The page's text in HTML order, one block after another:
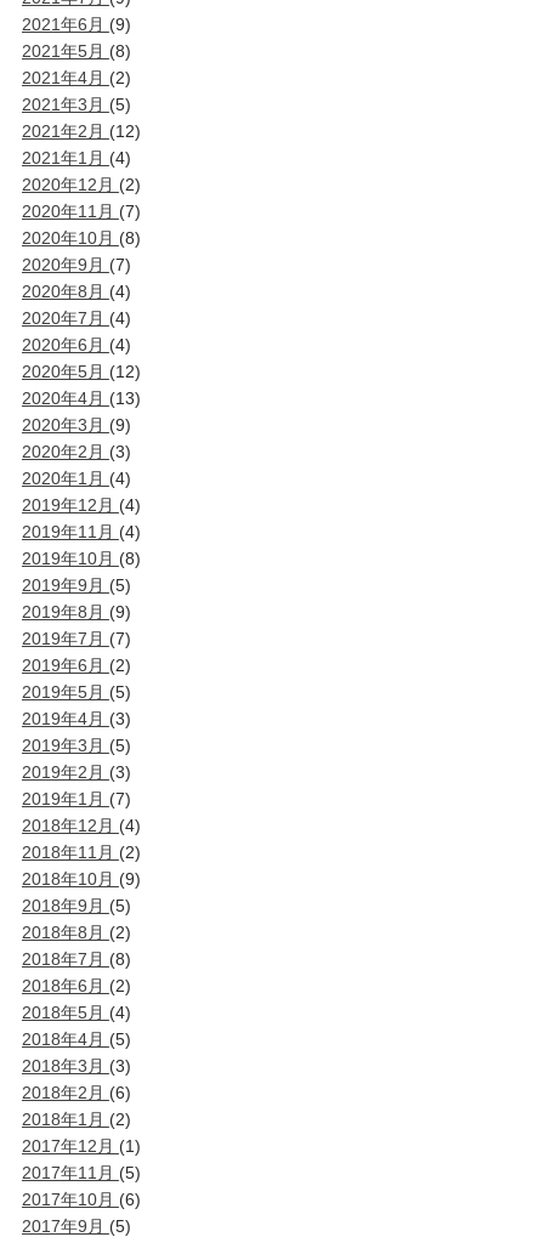
2021年6月 (9)
2021年5月 (8)
2021年4月 (2)
2021年3月 (5)
2021年2月 (12)
2021年1月 (4)
2020年12月 (2)
2020年11月 (7)
2020年10月 (8)
2020年9月 (7)
2020年8月 (4)
2020年7月 (4)
2020年6月 (4)
2020年5月 (12)
2020年4月 (13)
2020年3月 (9)
2020年2月 (3)
2020年1月 (4)
2019年12月 (4)
2019年11月 (4)
2019年10月 (8)
2019年9月 (5)
2019年8月 (9)
2019年7月 (7)
2019年6月 (2)
2019年5月 (5)
2019年4月 (3)
2019年3月 (5)
2019年2月 (3)
2019年1月 (7)
2018年12月 (4)
2018年11月 (2)
2018年10月 (9)
2018年9月 (5)
2018年8月 (2)
2018年7月 (8)
2018年6月 (2)
2018年5月 (4)
2018年4月 (5)
2018年3月 (3)
2018年2月 (6)
2018年1月 (2)
2017年12月 (1)
2017年11月 (5)
2017年10月 (6)
2017年9月 (5)